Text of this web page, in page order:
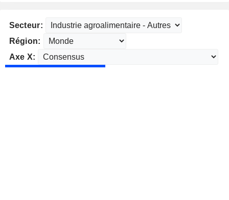
Secteur:
Région:
Axe X: